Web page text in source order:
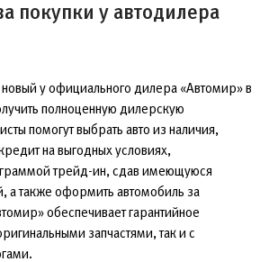
покупки у автодилера
у официального дилера «Автомир» в
полноценную дилерскую
помогут выбрать авто из наличия,
на выгодных условиях,
трейд-ин, сдав имеющуюся
а также оформить автомобиль за
обеспечивает гарантийное
запчастями, так и с